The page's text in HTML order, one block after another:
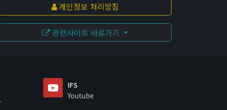
개인정보 처리방침
관련사이트 바로가기
IFS
Youtube